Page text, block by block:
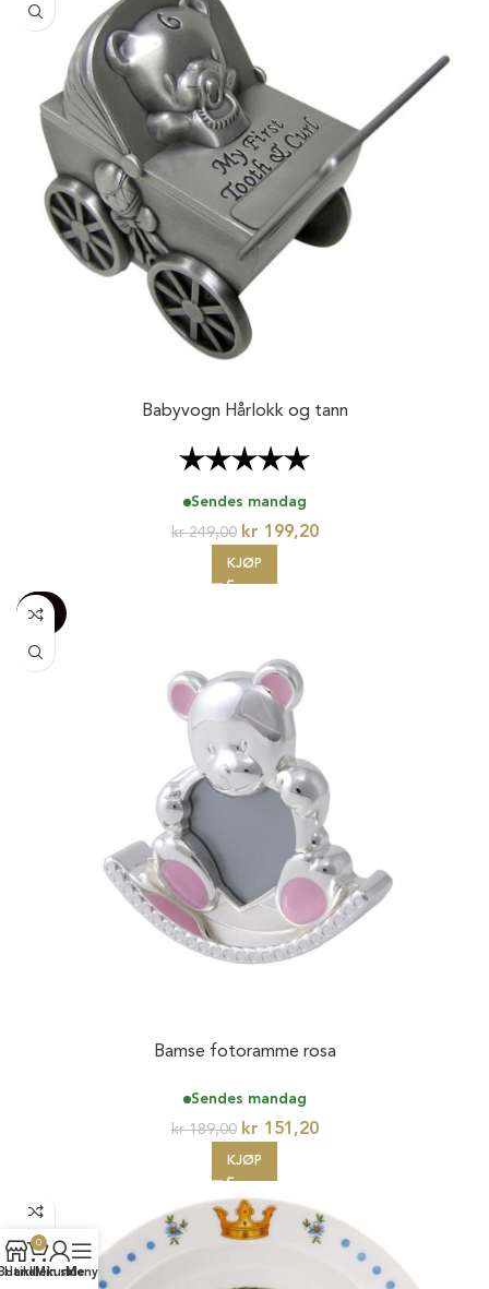
Babyvogn Hårlokk og tann
Karakter:
Sendes mandag
kr249,00 kr 199,20
KJØP
-100%
20%
Bamse fotoramme rosa
Sendes mandag
kr189,00 kr 151,20
KJØP
0
Handlekurv
Min side
Meny